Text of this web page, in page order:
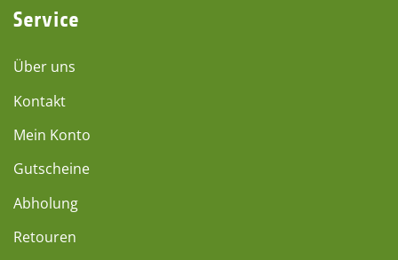
Service
Über uns
Kontakt
Mein Konto
Gutscheine
Abholung
Retouren